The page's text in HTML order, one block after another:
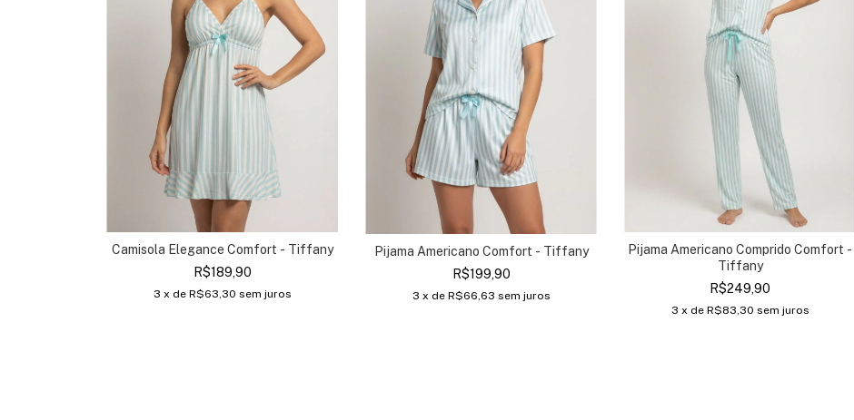
Camisola Elegance Comfort - Tiffany
R$189,90
3 x de R$63,30 sem juros
Pijama Americano Comfort - Tiffany
R$199,90
3 x de R$66,63 sem juros
Pijama Americano Comprido Comfort -
Tiffany
R$249,90
3 x de R$83,30 sem juros